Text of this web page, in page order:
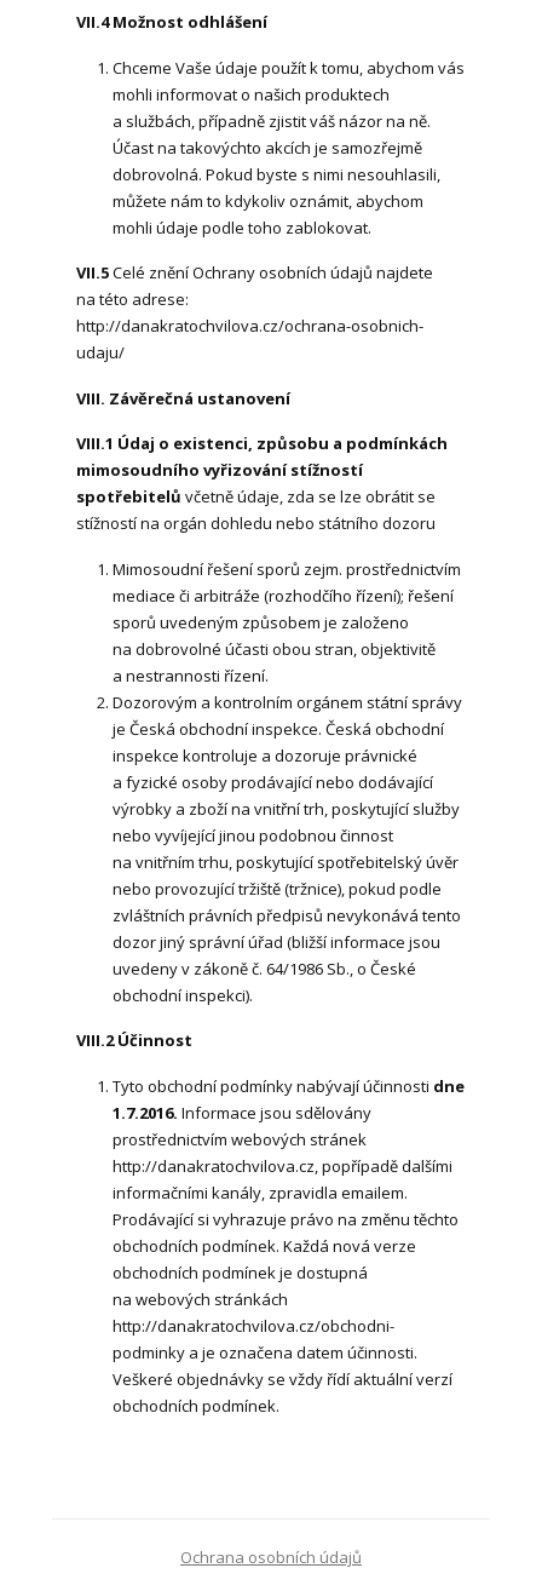
VII.4 Možnost odhlášení
Chceme Vaše údaje použít k tomu, abychom vás
mohli informovat o našich produktech
a službách, případně zjistit váš názor na ně.
Účast na takovýchto akcích je samozřejmě
dobrovolná. Pokud byste s nimi nesouhlasili,
můžete nám to kdykoliv oznámit, abychom
mohli údaje podle toho zablokovat.
VII.5Celé znění Ochrany osobních údajů najdete
na této adrese:
http://danakratochvilova.cz/ochrana-osobnich-
udaju/
VIII. Závěrečná ustanovení
VIII.1 Údaj o existenci, způsobu a podmínkách
mimosoudního vyřizování stížností
spotřebitelů včetně údaje, zda se lze obrátit se
stížností na orgán dohledu nebo státního dozoru
Mimosoudní řešení sporů zejm. prostřednictvím
mediace či arbitráže (rozhodčího řízení); řešení
sporů uvedeným způsobem je založeno
na dobrovolné účasti obou stran, objektivitě
a nestrannosti řízení.
Dozorovým a kontrolním orgánem státní správy
je Česká obchodní inspekce. Česká obchodní
inspekce kontroluje a dozoruje právnické
a fyzické osoby prodávající nebo dodávající
výrobky a zboží na vnitřní trh, poskytující služby
nebo vyvíjející jinou podobnou činnost
na vnitřním trhu, poskytující spotřebitelský úvěr
nebo provozující tržiště (tržnice), pokud podle
zvláštních právních předpisů nevykonává tento
dozor jiný správní úřad (bližší informace jsou
uvedeny v zákoně č. 64/1986 Sb., o České
obchodní inspekci).
VIII.2 Účinnost
Tyto obchodní podmínky nabývají účinnosti dne
1.7.2016. Informace jsou sdělovány
prostřednictvím webových stránek
http://danakratochvilova.cz, popřípadě dalšími
informačními kanály, zpravidla emailem.
Prodávající si vyhrazuje právo na změnu těchto
obchodních podmínek. Každá nová verze
obchodních podmínek je dostupná
na webových stránkách
http://danakratochvilova.cz/obchodni-
podminky a je označena datem účinnosti.
Veškeré objednávky se vždy řídí aktuální verzí
obchodních podmínek.
Ochrana osobních údajů